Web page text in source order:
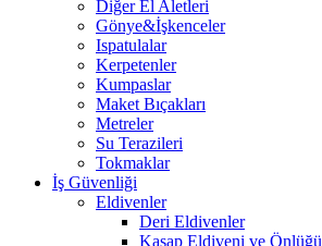
Diğer El Aletleri
Gönye&İşkenceler
Ispatulalar
Kerpetenler
Kumpaslar
Maket Bıçakları
Metreler
Su Terazileri
Tokmaklar
İş Güvenliği
Eldivenler
Deri Eldivenler
Kasap Eldiveni ve Önlüğü